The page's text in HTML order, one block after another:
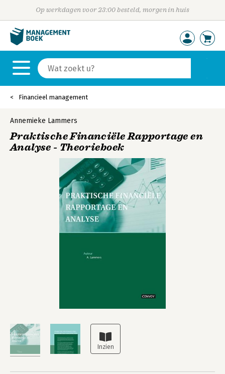
Op werkdagen voor 23:00 besteld, morgen in huis
Financieel management
Annemieke Lammers
Praktische Financiële Rapportage en
Analyse - Theorieboek